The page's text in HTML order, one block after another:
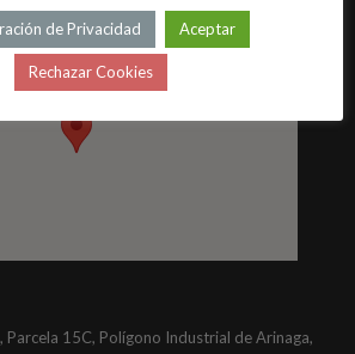
Parcela 15C, Polígono Industrial de Arinaga,
de Privacidad Aceptar
Rechazar Cookies